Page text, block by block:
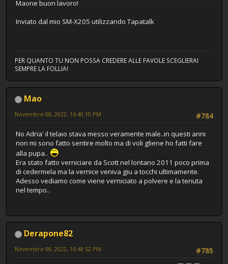
Maone buon lavoro!
Inviato dal mio SM-X205 utilizzando Tapatalk
PER QUANTO TU NON POSSA CREDERE ALLE FAVOLE SCEGLIERAI
SEMPRE LA FOLLIA!
Mao
#784
Novembre 08, 2022, 16:40:10 PM
No Adria' il telaio stava messo veramente male..in questi anni
non mi sono fatto sentire molto ma di voli gliene ho fatti fare
alla pupa..
Era stato fatto verniciare da Scott nel lontano 2011 poco prima
di cedermela ma la vernice veniva giu a tocchi ultimamente.
Adesso vediamo come viene verniciato a polvere e la tenuta
nel tempo..
Derapone82
#785
Novembre 08, 2022, 16:48:52 PM